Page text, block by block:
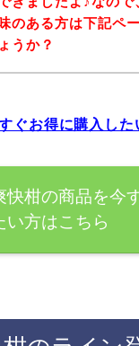
のある方は下記ペ
うか？
ぐお得に購入した
快柑の商品を今
い方はこちら